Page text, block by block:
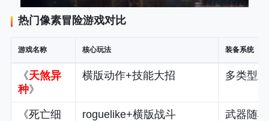
热门像素冒险游戏对比
游戏名称 核心玩法 装备系统
《天煞异
种》
横版动作+技能大招 多类型
《死亡细
roguelike+横版战斗 武器随